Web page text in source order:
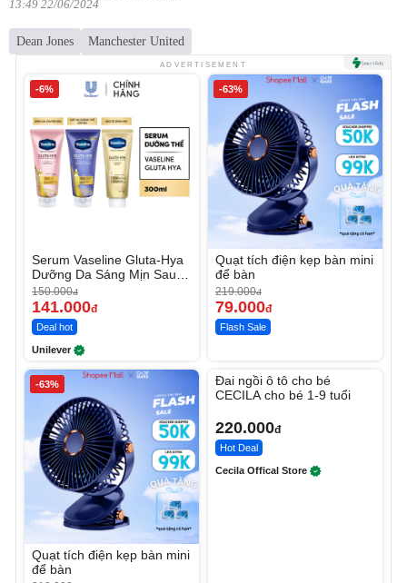
13:49 22/06/2024
Dean Jones Manchester United
ADVERTISEMENT
-6%
Serum Vaseline Gluta-Hya
Dưỡng Da Sáng Mịn Sau 7
Ngày
150.000đ
141.000đ
Deal hot
Unilever
-63%
Quạt tích điện kẹp bàn mini
để bàn
219.000đ
79.000đ
Flash Sale
-63%
Quạt tích điện kẹp bàn mini
để bàn
Đai ngồi ô tô cho bé
CECILA cho bé 1-9 tuổi
220.000đ
Hot Deal
Cecila Offical Store